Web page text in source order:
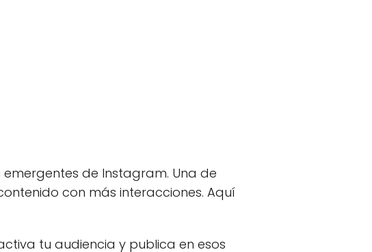
de Instagram. Una de
con más interacciones. Aquí
tu audiencia y publica en esos